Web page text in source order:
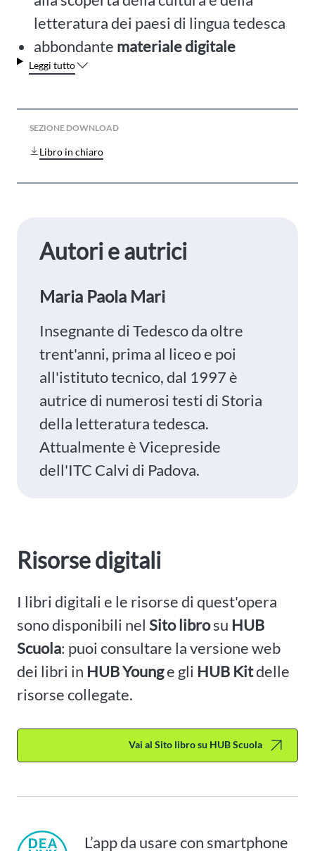
letteratura dei paesi di lingua tedesca
abbondante materiale digitale
Leggi tutto
SEZIONE DOWNLOAD
Libro in chiaro
Autori e autrici
Maria Paola Mari
Insegnante di Tedesco da oltre
trent'anni, prima al liceo e poi
all'istituto tecnico, dal 1997 è
autrice di numerosi testi di Storia
della letteratura tedesca.
Attualmente è Vicepreside
dell'ITC Calvi di Padova.
Risorse digitali
I libri digitali e le risorse di quest'opera
sono disponibili nel Sito librosu HUB
Scuola: puoi consultare la versione web
dei libri in HUB Younge gli HUB Kitdelle
risorse collegate.
Vai al Sito libro su HUB Scuola
L’app da usare con smartphone